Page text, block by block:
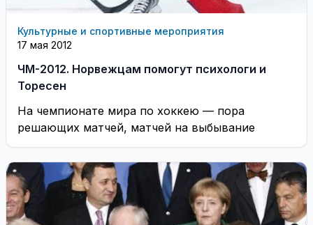
Культурные и спортивные мероприятия
17 мая 2012
ЧМ-2012. Норвежцам помогут психологи и
Торесен
На чемпионате мира по хоккею — пора
решающих матчей, матчей на выбывание